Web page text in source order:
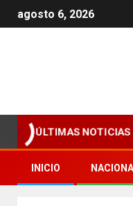
agosto 6, 2026
ÚLTIMAS NOTICIAS
impulsar la economía
INICIO